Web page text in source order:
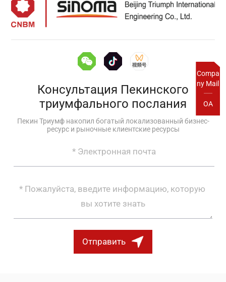
Compa
ny Mail
OA
Консультация Пекинского
триумфального послания
Пекин Триумф накопил богатый локализованный бизнес-
ресурс и рыночные клиентские ресурсы
Отправить